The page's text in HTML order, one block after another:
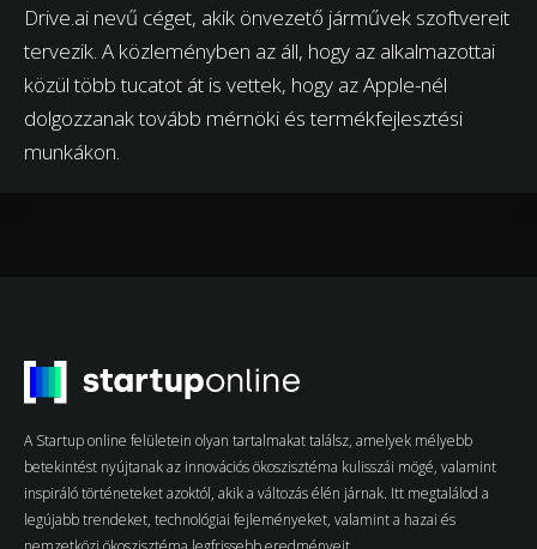
Drive.ai nevű céget, akik önvezető járművek szoftvereit
tervezik. A közleményben az áll, hogy az alkalmazottai
közül több tucatot át is vettek, hogy az Apple-nél
dolgozzanak tovább mérnöki és termékfejlesztési
munkákon.
A Startup online felületein olyan tartalmakat találsz, amelyek mélyebb
betekintést nyújtanak az innovációs ökoszisztéma kulisszái mögé, valamint
inspiráló történeteket azoktól, akik a változás élén járnak. Itt megtalálod a
legújabb trendeket, technológiai fejleményeket, valamint a hazai és